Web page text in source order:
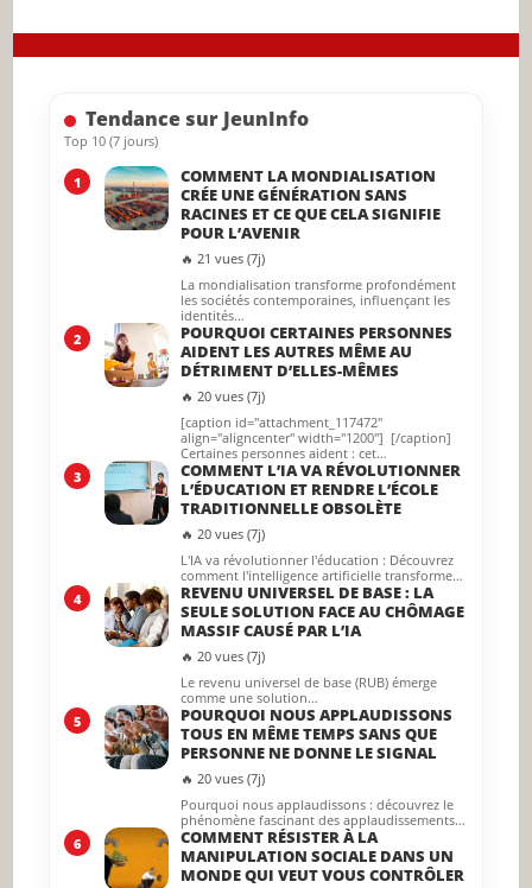
close
the
Tendance sur JeunInfo
Top 10 (7 jours)
1
COMMENT LA MONDIALISATION
CRÉE UNE GÉNÉRATION SANS
RACINES ET CE QUE CELA SIGNIFIE
POUR L’AVENIR
🔥 21 vues (7j)
La mondialisation transforme profondément
les sociétés contemporaines, influençant les
identités…
2
POURQUOI CERTAINES PERSONNES
AIDENT LES AUTRES MÊME AU
DÉTRIMENT D’ELLES-MÊMES
🔥 20 vues (7j)
[caption id="attachment_117472"
align="aligncenter" width="1200"] [/caption]
Certaines personnes aident : cet…
3
COMMENT L’IA VA RÉVOLUTIONNER
L’ÉDUCATION ET RENDRE L’ÉCOLE
TRADITIONNELLE OBSOLÈTE
🔥 20 vues (7j)
L'IA va révolutionner l'éducation : Découvrez
comment l'intelligence artificielle transforme…
4
REVENU UNIVERSEL DE BASE : LA
SEULE SOLUTION FACE AU CHÔMAGE
MASSIF CAUSÉ PAR L’IA
🔥 20 vues (7j)
Le revenu universel de base (RUB) émerge
comme une solution…
5
POURQUOI NOUS APPLAUDISSONS
TOUS EN MÊME TEMPS SANS QUE
PERSONNE NE DONNE LE SIGNAL
🔥 20 vues (7j)
Pourquoi nous applaudissons : découvrez le
phénomène fascinant des applaudissements…
6
COMMENT RÉSISTER À LA
MANIPULATION SOCIALE DANS UN
MONDE QUI VEUT VOUS CONTRÔLER